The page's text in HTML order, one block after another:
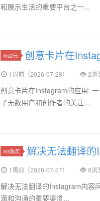
和展示生活的重要平台之一...
ins2元 创意卡片在
1周前（2026-07-28） 2浏
创意卡片在Instagram的应用:
了无数用户和创作者的关注...
ins购买 解决无法翻译
1周前（2026-07-27） 6浏
解决无法翻译的Instagram内容
滴和沟通的重要渠道...